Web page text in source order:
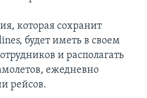
которая сохранит
будет иметь в своем
и располагать
ежедневно
рейсов.